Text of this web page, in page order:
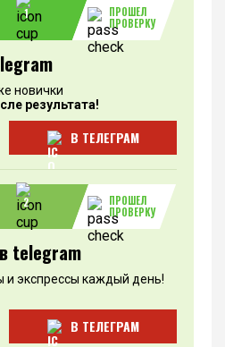
1
ПРОШЕЛ
ПРОВЕРКУ
новички
результата!
В ТЕЛЕГРАМ
2
ПРОШЕЛ
ПРОВЕРКУ
telegram
и экспрессы каждый день!
В ТЕЛЕГРАМ